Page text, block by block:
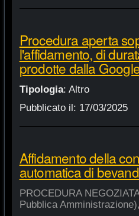
Procedura aperta
l'affidamento, di
prodotte dalla
Tipologia: Altro
Pubblicato il: 17/03/2025
Affidamento della
automatica di
PROCEDURA
Pubblica